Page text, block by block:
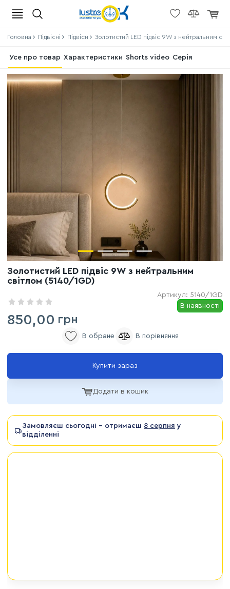
Головна Підвісні Підвіси Золотистий LED підвіс 9W з нейтральним
Усе про товар Характеристики Shorts video Серія
Золотистий LED підвіс 9W з нейтральним
світлом (5140/1GD)
Артикул: 5140/1GD
В наявності
850,00 грн
Додати в кошик
Замовляєш сьогодні - отримаєш 8 серпня у
відділенні
Купити зараз